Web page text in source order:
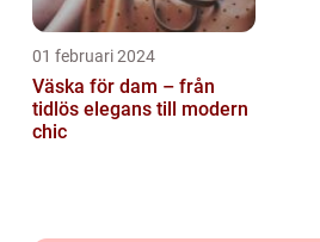
01 februari 2024
Väska för dam – från
tidlös elegans till modern
chic